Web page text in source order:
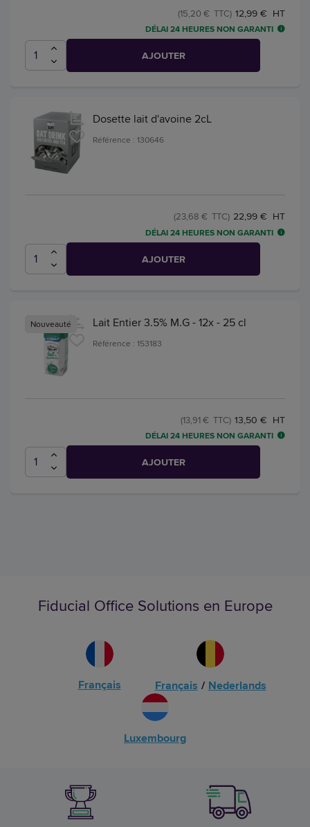
12,99 € HT
(15,20 € TTC)
DÉLAI 24 HEURES NON GARANTI
AJOUTER
Dosette lait d'avoine 2cL
Référence : 130646
22,99 € HT
(23,68 € TTC)
DÉLAI 24 HEURES NON GARANTI
AJOUTER
Nouveauté Lait Entier 3.5% M.G - 12x - 25 cl
Référence : 153183
13,50 € HT
(13,91 € TTC)
DÉLAI 24 HEURES NON GARANTI
AJOUTER
Fiducial Office Solutions en Europe
Français Français / Nederlands
Luxembourg